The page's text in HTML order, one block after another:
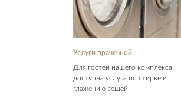
Услуги прачечной
Для гостей нашего комплекса
доступна услуга по стирке и
глажению вещей